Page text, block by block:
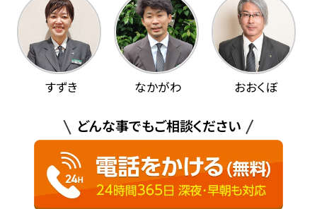
すずき なかがわ おおくぼ
どんな事でもご相談ください